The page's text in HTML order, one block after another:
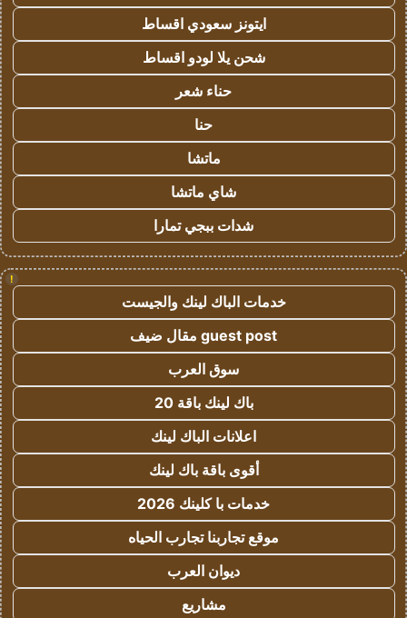
ايتونز سعودي اقساط
شحن يلا لودو اقساط
حناء شعر
حنا
ماتشا
شاي ماتشا
شدات ببجي تمارا
!
خدمات الباك لينك والجيست
guest post مقال ضيف
سوق العرب
باك لينك باقة 20
اعلانات الباك لينك
أقوى باقة باك لينك
خدمات با كلينك 2026
موقع تجاربنا تجارب الحياه
ديوان العرب
مشاريع